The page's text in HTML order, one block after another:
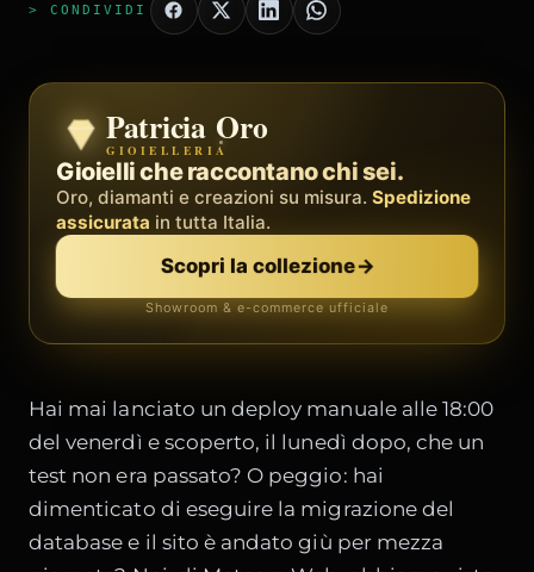
> CONDIVIDI
Zenith
BY METEORA WEB
Il sistema operativo della tua attività.
Social, clienti, prenotazioni e fatture inun'unica
piattaforma. Palestre, barber, professionisti.
Scopri Zenith→
Demo gratis · senza carta
Patricia Oro
GIOIELLERIA
Gioielli che raccontano chi sei.
Oro, diamanti e creazioni su misura. Spedizione
assicurata in tutta Italia.
Scopri la collezione→
Showroom & e-commerce ufficiale
Hai mai lanciato un deploy manuale alle 18:00
del venerdì e scoperto, il lunedì dopo, che un
test non era passato? O peggio: hai
dimenticato di eseguire la migrazione del
database e il sito è andato giù per mezza